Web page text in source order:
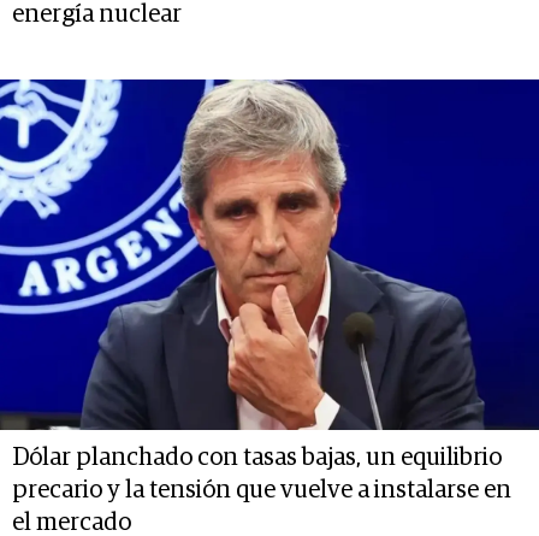
energía nuclear
Dólar planchado con tasas bajas, un equilibrio
precario y la tensión que vuelve a instalarse en
el mercado